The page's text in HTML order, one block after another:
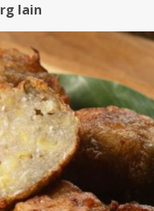
lain